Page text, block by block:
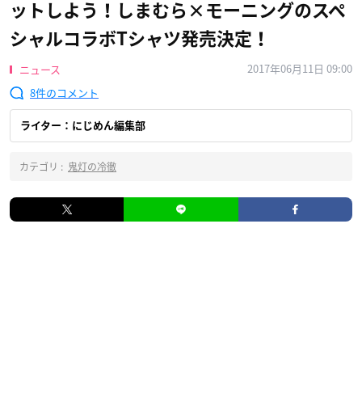
ットしよう！しまむら×モーニングのスペ
シャルコラボTシャツ発売決定！
ニュース
2017年06月11日 09:00
8
ライター：にじめん編集部
カテゴリ : 鬼灯の冷徹